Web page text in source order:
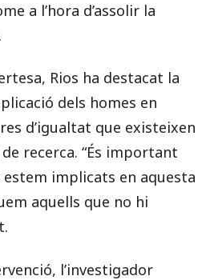
a l’hora d’assolir la
Rios ha destacat la
dels homes en
d’igualtat que existeixen
recerca. “És important
estem implicats en aquesta
aquells que no hi
l’investigador